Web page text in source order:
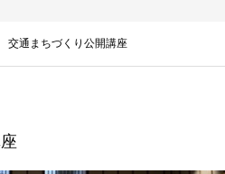
交通まちづくり公開講座